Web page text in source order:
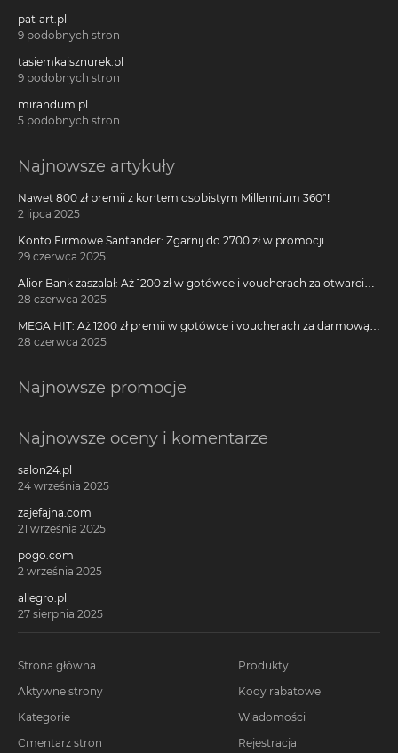
pat-art.pl
9 podobnych stron
tasiemkaisznurek.pl
9 podobnych stron
mirandum.pl
5 podobnych stron
Najnowsze artykuły
Nawet 800 zł premii z kontem osobistym Millennium 360°!
2 lipca 2025
Konto Firmowe Santander: Zgarnij do 2700 zł w promocji
29 czerwca 2025
Alior Bank zaszalał: Aż 1200 zł w gotówce i voucherach za otwarcie
darmowego konta!
28 czerwca 2025
MEGA HIT: Aż 1200 zł premii w gotówce i voucherach za darmową
kartę kredytową Citi Simplicity
28 czerwca 2025
Najnowsze promocje
Najnowsze oceny i komentarze
salon24.pl
24 września 2025
zajefajna.com
21 września 2025
pogo.com
2 września 2025
allegro.pl
27 sierpnia 2025
Strona główna
Aktywne strony
Kategorie
Cmentarz stron
Produkty
Kody rabatowe
Wiadomości
Rejestracja